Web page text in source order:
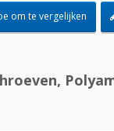
om te vergelijken